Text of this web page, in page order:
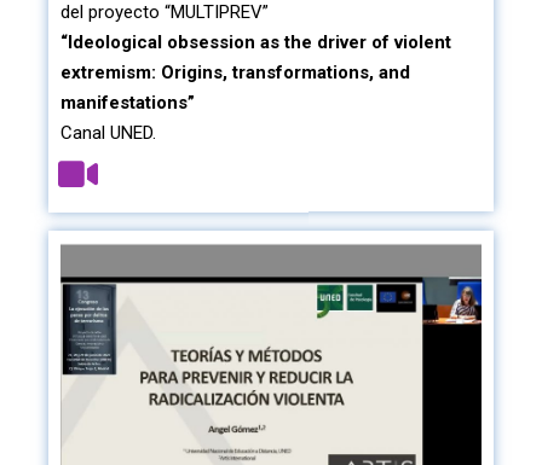
del proyecto “MULTIPREV”
“Ideological obsession as the driver of violent
extremism: Origins, transformations, and
manifestations”
Canal UNED.